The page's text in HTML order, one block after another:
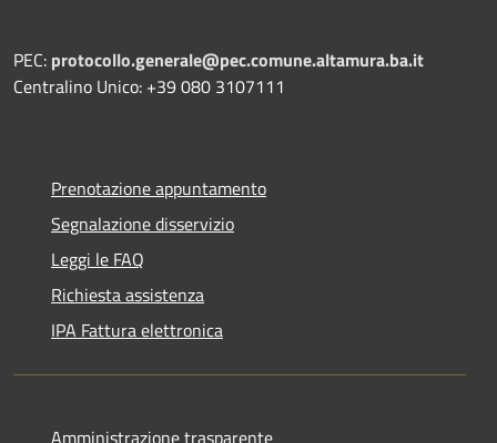
PEC: protocollo.generale@pec.comune.altamura.ba.it
Centralino Unico: +39 080 3107111
Prenotazione appuntamento
Segnalazione disservizio
Leggi le FAQ
Richiesta assistenza
IPA Fattura elettronica
Amministrazione trasparente